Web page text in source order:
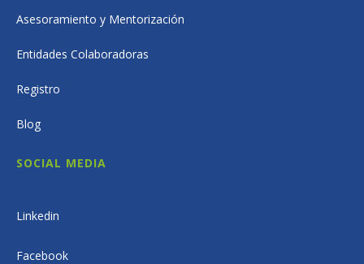
Asesoramiento y Mentorización
Entidades Colaboradoras
Registro
Blog
SOCIAL MEDIA
Linkedin
Facebook